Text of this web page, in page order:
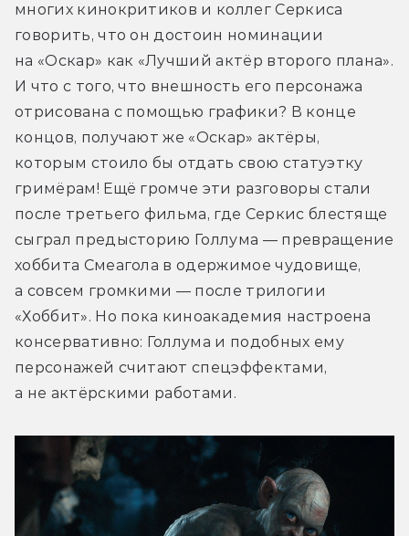
многих кинокритиков и коллег Серкиса
говорить, что он достоин номинации
на «Оскар» как «Лучший актёр второго плана».
И что с того, что внешность его персонажа
отрисована с помощью графики? В конце
концов, получают же «Оскар» актёры,
которым стоило бы отдать свою статуэтку
гримёрам! Ещё громче эти разговоры стали
после третьего фильма, где Серкис блестяще
сыграл предысторию Голлума — превращение
хоббита Смеагола в одержимое чудовище,
а совсем громкими — после трилогии
«Хоббит». Но пока киноакадемия настроена
консервативно: Голлума и подобных ему
персонажей считают спецэффектами,
а не актёрскими работами.